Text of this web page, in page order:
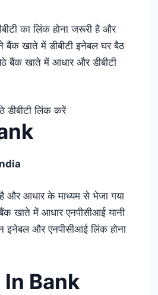
का लिंक होना जरूरी है और
बैंक खाते में डीबीटी इनेबल घर बैठ
बैंक खाते में आधार और डीबीटी
और आधार के माध्यम से भेजा गया
खाते में आधार एनपीसीआई यानी
इनेबल और एनपीसीआई लिंक होना
In Bank